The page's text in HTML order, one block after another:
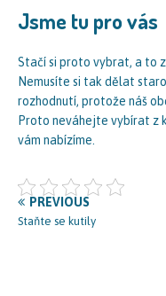
Jsme tu pro vás
Stačí si proto vybrat, a to
Nemusíte si tak dělat
rozhodnutí, protože náš
Proto neváhejte vybírat z
vám nabízíme.
PREVIOUS
Staňte se kutily